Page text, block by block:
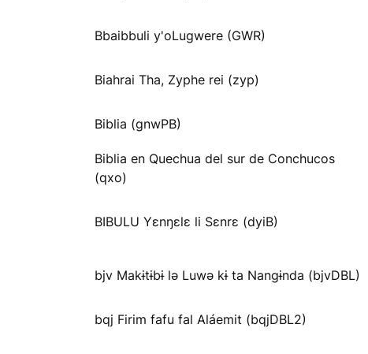
Bbaibbuli y'oLugwere (GWR)
Biahrai Tha, Zyphe rei (zyp)
Biblia (gnwPB)
Biblia en Quechua del sur de Conchucos
(qxo)
BIBULU Yɛnŋɛlɛ li Sɛnrɛ (dyiB)
bjv Makɨtɨbɨ lə Luwə kɨ ta Nangɨnda (bjvDBL)
bqj Firim fafu fal Aláemit (bqjDBL2)